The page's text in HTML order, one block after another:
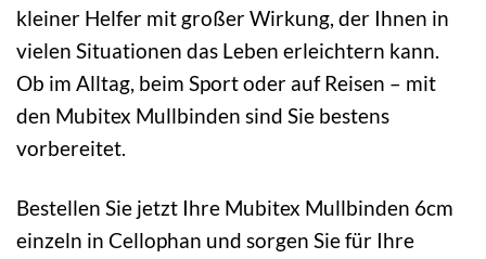
kleiner Helfer mit großer Wirkung, der Ihnen in
vielen Situationen das Leben erleichtern kann.
Ob im Alltag, beim Sport oder auf Reisen – mit
den Mubitex Mullbinden sind Sie bestens
vorbereitet.
Bestellen Sie jetzt Ihre Mubitex Mullbinden 6cm
einzeln in Cellophan und sorgen Sie für Ihre